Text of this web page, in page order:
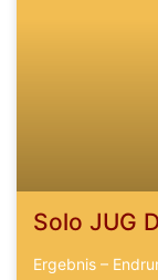
Solo JUG
Ergebnis –